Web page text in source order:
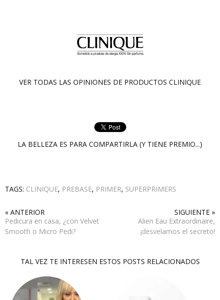
VER TODAS LAS OPINIONES DE PRODUCTOS CLINIQUE
LA BELLEZA ES PARA COMPARTIRLA (Y TIENE PREMIO...)
TAGS: CLINIQUE, PREBASE, PRIMER, SUPERPRIMERS
« ANTERIOR
Pedicura en casa, ¿con Velvet
Smooth o Micro Pedi?
SIGUIENTE »
Alien Eau Extraordinaire,
¡desvelamos el secreto!
TAL VEZ TE INTERESEN ESTOS POSTS RELACIONADOS